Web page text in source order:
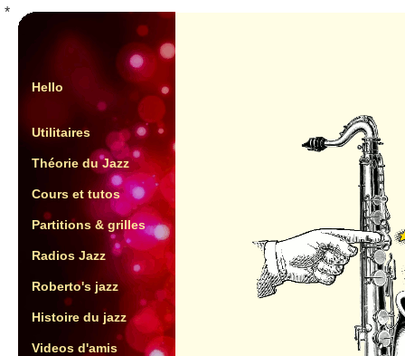
*
Hello
Utilitaires
Théorie du Jazz
Cours et tutos
Partitions & grilles
Radios Jazz
Roberto's jazz
Histoire du jazz
Videos d'amis